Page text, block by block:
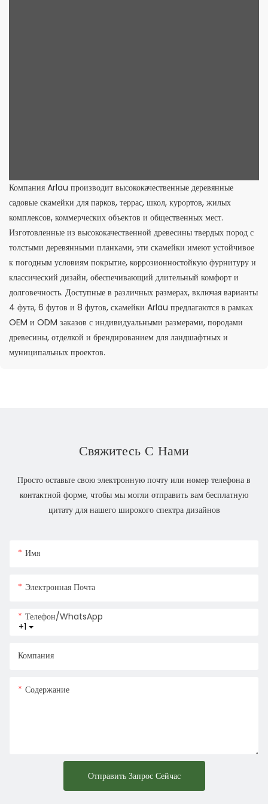
Компания Arlau производит высококачественные деревянные
садовые скамейки для парков, террас, школ, курортов, жилых
комплексов, коммерческих объектов и общественных мест.
Изготовленные из высококачественной древесины твердых пород с
толстыми деревянными планками, эти скамейки имеют устойчивое
к погодным условиям покрытие, коррозионностойкую фурнитуру и
классический дизайн, обеспечивающий длительный комфорт и
долговечность. Доступные в различных размерах, включая варианты
4 фута, 6 футов и 8 футов, скамейки Arlau предлагаются в рамках
OEM и ODM заказов с индивидуальными размерами, породами
древесины, отделкой и брендированием для ландшафтных и
муниципальных проектов.
Свяжитесь С Нами
Просто оставьте свою электронную почту или номер телефона в
контактной форме, чтобы мы могли отправить вам бесплатную
цитату для нашего широкого спектра дизайнов
Имя
Электронная Почта
+1
Телефон/WhatsApp
Компания
Содержание
Отправить Запрос Сейчас